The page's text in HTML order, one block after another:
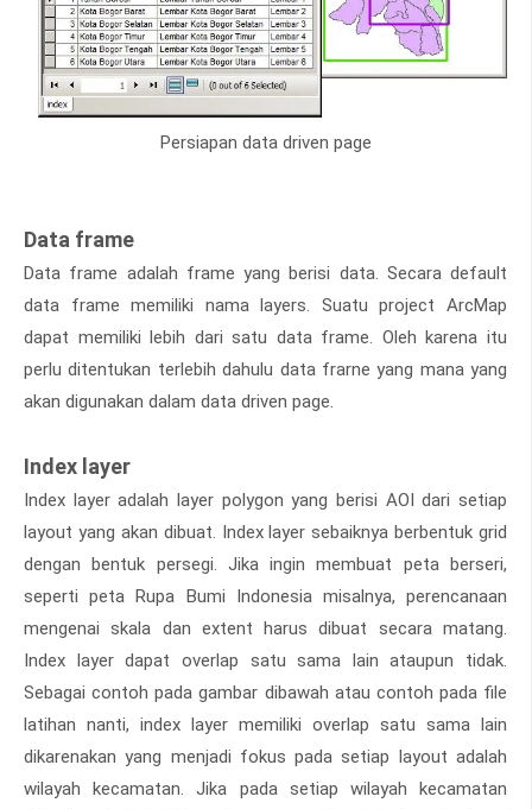
Persiapan data driven page
Data frame
Data frame adalah frame yang berisi data. Secara default
data frame memiliki nama layers. Suatu project ArcMap
dapat memiliki lebih dari satu data frame. Oleh karena itu
perlu ditentukan terlebih dahulu data frarne yang mana yang
akan digunakan dalam data driven page.
Index layer
Index layer adalah layer polygon yang berisi AOI dari setiap
layout yang akan dibuat. Index layer sebaiknya berbentuk grid
dengan bentuk persegi. Jika ingin membuat peta berseri,
seperti peta Rupa Bumi Indonesia misalnya, perencanaan
mengenai skala dan extent harus dibuat secara matang.
Index layer dapat overlap satu sama lain ataupun tidak.
Sebagai contoh pada gambar dibawah atau contoh pada file
latihan nanti, index layer memiliki overlap satu sama lain
dikarenakan yang menjadi fokus pada setiap layout adalah
wilayah kecamatan. Jika pada setiap wilayah kecamatan